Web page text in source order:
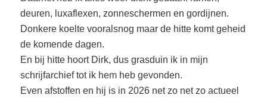
deuren, luxaflexen, zonneschermen en gordijnen.
Donkere koelte vooralsnog maar de hitte komt geheid
de komende dagen.
En bij hitte hoort Dirk, dus grasduin ik in mijn
schrijfarchief tot ik hem heb gevonden.
Even afstoffen en hij is in 2026 net zo net zo actueel